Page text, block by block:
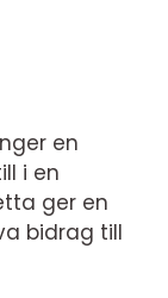
en
i en
ger en
bidrag till